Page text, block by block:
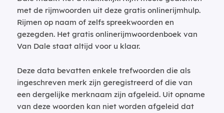
met de rijmwoorden uit deze gratis onlinerijmhulp.
Rijmen op naam of zelfs spreekwoorden en
gezegden. Het gratis onlinerijmwoordenboek van
Van Dale staat altijd voor u klaar.
Deze data bevatten enkele trefwoorden die als
ingeschreven merk zijn geregistreerd of die van
een dergelijke merknaam zijn afgeleid. Uit opname
van deze woorden kan niet worden afgeleid dat